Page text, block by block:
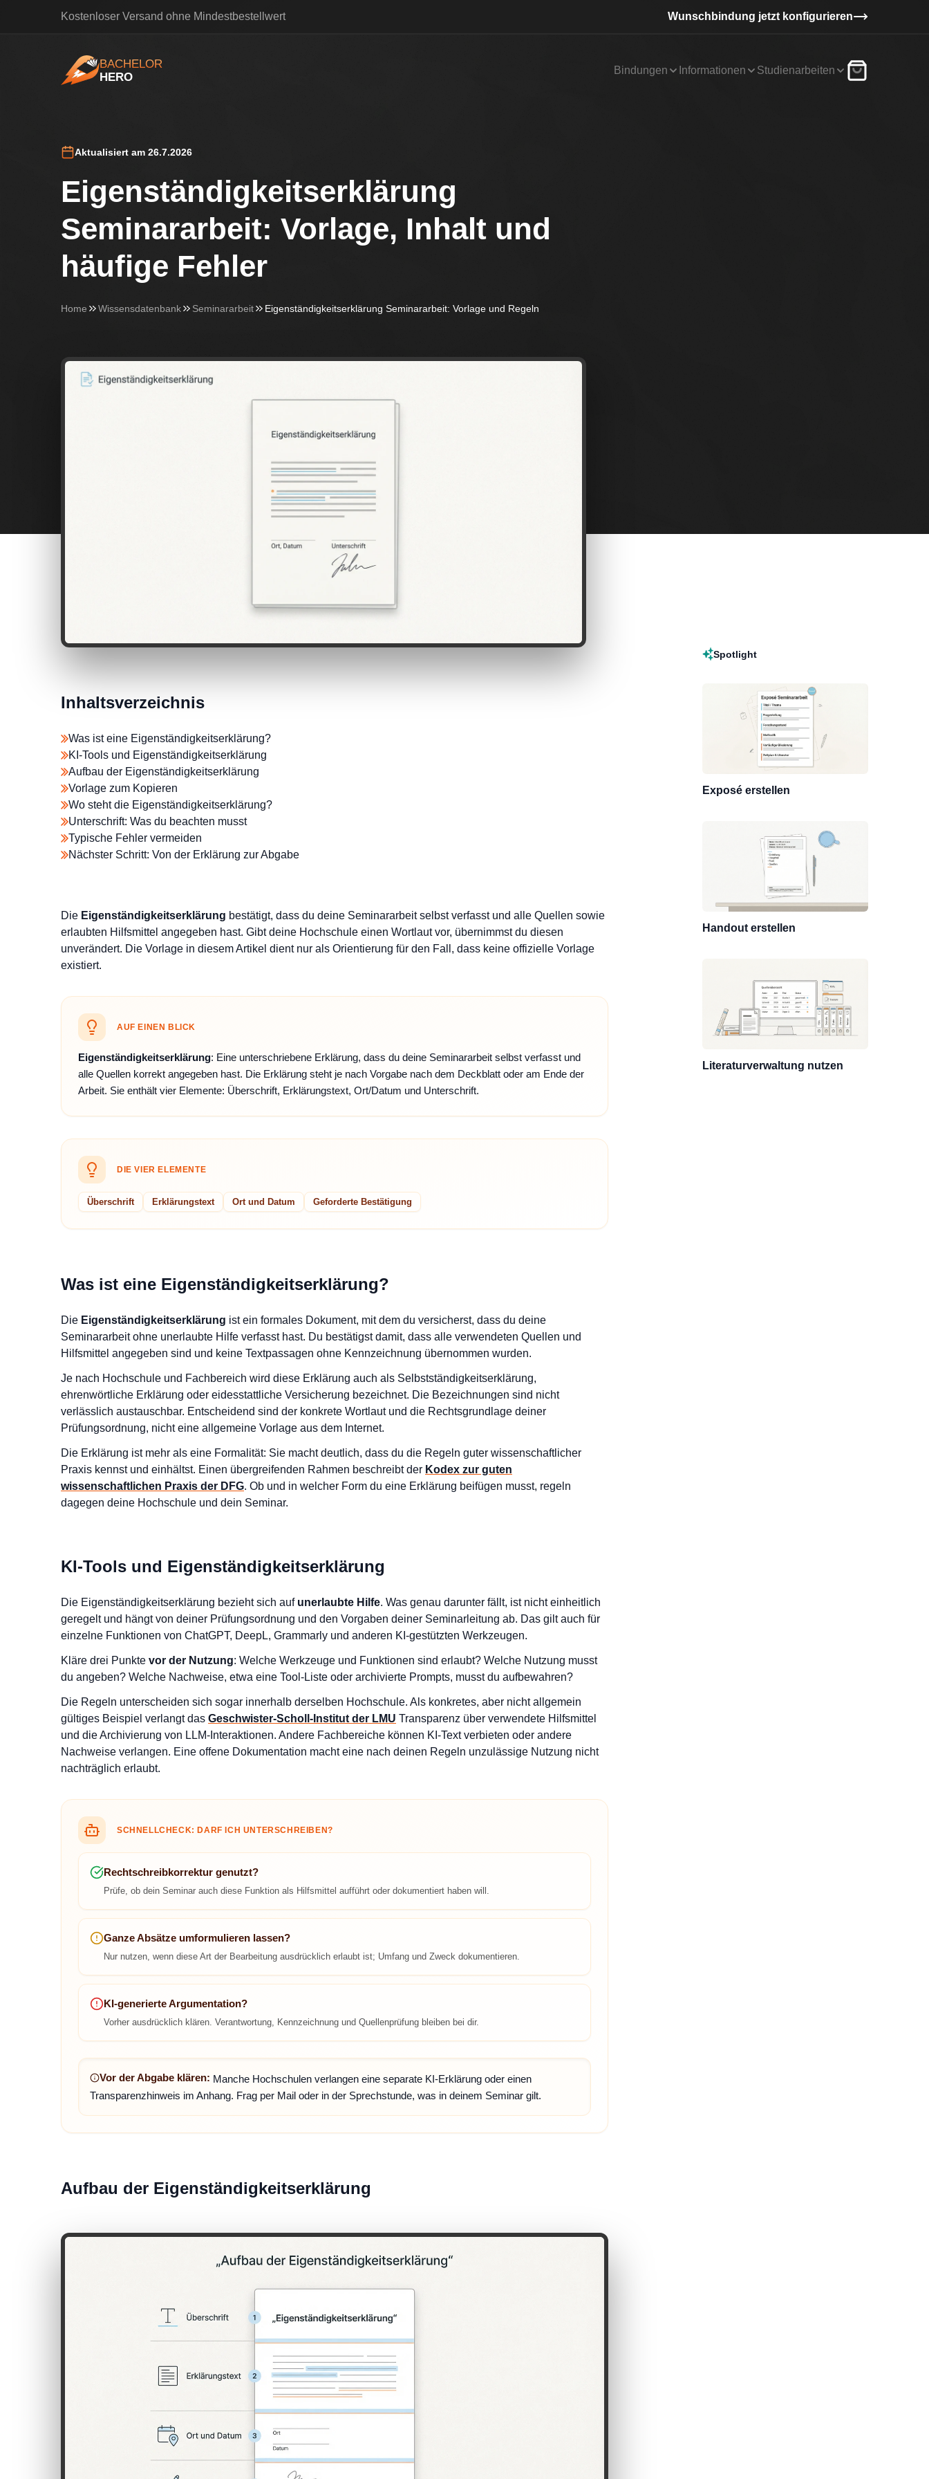
Kostenloser Versand ohne Mindestbestellwert Wunschbindung jetzt konfigurieren
BachelorHero
BACHELOR
HERO
Bindungen Informationen Studienarbeiten
Aktualisiert am 26.7.2026
Eigenständigkeitserklärung
Seminararbeit: Vorlage, Inhalt und
häufige Fehler
Home Wissensdatenbank Seminararbeit Eigenständigkeitserklärung Seminararbeit: Vorlage und Regeln
Inhaltsverzeichnis
Was ist eine Eigenständigkeitserklärung?
KI-Tools und Eigenständigkeitserklärung
Aufbau der Eigenständigkeitserklärung
Vorlage zum Kopieren
Wo steht die Eigenständigkeitserklärung?
Unterschrift: Was du beachten musst
Typische Fehler vermeiden
Nächster Schritt: Von der Erklärung zur Abgabe
Die Eigenständigkeitserklärung bestätigt, dass du deine Seminararbeit selbst verfasst und alle Quellen sowie
erlaubten Hilfsmittel angegeben hast. Gibt deine Hochschule einen Wortlaut vor, übernimmst du diesen
unverändert. Die Vorlage in diesem Artikel dient nur als Orientierung für den Fall, dass keine offizielle Vorlage
existiert.
AUF EINEN BLICK
Eigenständigkeitserklärung: Eine unterschriebene Erklärung, dass du deine Seminararbeit selbst verfasst und
alle Quellen korrekt angegeben hast. Die Erklärung steht je nach Vorgabe nach dem Deckblatt oder am Ende der
Arbeit. Sie enthält vier Elemente: Überschrift, Erklärungstext, Ort/Datum und Unterschrift.
DIE VIER ELEMENTE
Überschrift Erklärungstext Ort und Datum Geforderte Bestätigung
Was ist eine Eigenständigkeitserklärung?
Die Eigenständigkeitserklärung ist ein formales Dokument, mit dem du versicherst, dass du deine
Seminararbeit ohne unerlaubte Hilfe verfasst hast. Du bestätigst damit, dass alle verwendeten Quellen und
Hilfsmittel angegeben sind und keine Textpassagen ohne Kennzeichnung übernommen wurden.
Je nach Hochschule und Fachbereich wird diese Erklärung auch als Selbstständigkeitserklärung,
ehrenwörtliche Erklärung oder eidesstattliche Versicherung bezeichnet. Die Bezeichnungen sind nicht
verlässlich austauschbar. Entscheidend sind der konkrete Wortlaut und die Rechtsgrundlage deiner
Prüfungsordnung, nicht eine allgemeine Vorlage aus dem Internet.
Die Erklärung ist mehr als eine Formalität: Sie macht deutlich, dass du die Regeln guter wissenschaftlicher
Praxis kennst und einhältst. Einen übergreifenden Rahmen beschreibt der Kodex zur guten
wissenschaftlichen Praxis der DFG. Ob und in welcher Form du eine Erklärung beifügen musst, regeln
dagegen deine Hochschule und dein Seminar.
KI-Tools und Eigenständigkeitserklärung
Die Eigenständigkeitserklärung bezieht sich auf unerlaubte Hilfe. Was genau darunter fällt, ist nicht einheitlich
geregelt und hängt von deiner Prüfungsordnung und den Vorgaben deiner Seminarleitung ab. Das gilt auch für
einzelne Funktionen von ChatGPT, DeepL, Grammarly und anderen KI-gestützten Werkzeugen.
Kläre drei Punkte vor der Nutzung: Welche Werkzeuge und Funktionen sind erlaubt? Welche Nutzung musst
du angeben? Welche Nachweise, etwa eine Tool-Liste oder archivierte Prompts, musst du aufbewahren?
Die Regeln unterscheiden sich sogar innerhalb derselben Hochschule. Als konkretes, aber nicht allgemein
gültiges Beispiel verlangt das Geschwister-Scholl-Institut der LMU Transparenz über verwendete Hilfsmittel
und die Archivierung von LLM-Interaktionen. Andere Fachbereiche können KI-Text verbieten oder andere
Nachweise verlangen. Eine offene Dokumentation macht eine nach deinen Regeln unzulässige Nutzung nicht
nachträglich erlaubt.
SCHNELLCHECK: DARF ICH UNTERSCHREIBEN?
Rechtschreibkorrektur genutzt?
Prüfe, ob dein Seminar auch diese Funktion als Hilfsmittel aufführt oder dokumentiert haben will.
Ganze Absätze umformulieren lassen?
Nur nutzen, wenn diese Art der Bearbeitung ausdrücklich erlaubt ist; Umfang und Zweck dokumentieren.
KI-generierte Argumentation?
Vorher ausdrücklich klären. Verantwortung, Kennzeichnung und Quellenprüfung bleiben bei dir.
Vor der Abgabe klären: Manche Hochschulen verlangen eine separate KI-Erklärung oder einen
Transparenzhinweis im Anhang. Frag per Mail oder in der Sprechstunde, was in deinem Seminar gilt.
Aufbau der Eigenständigkeitserklärung
Spotlight
Exposé erstellen
Handout erstellen
Literaturverwaltung nutzen